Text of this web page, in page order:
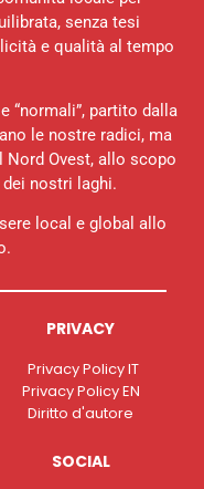
senza tesi
e qualità al tempo
“normali”, partito dalla
le nostre radici, ma
Ovest, allo scopo
nostri laghi.
local e global allo
PRIVACY
Privacy Policy IT
Privacy Policy EN
Diritto d'autore
SOCIAL